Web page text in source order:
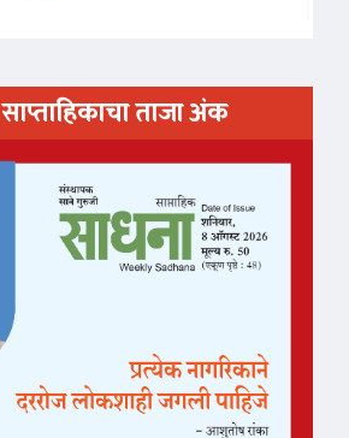
ताजा अंक